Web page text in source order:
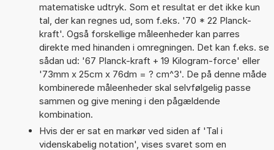
matematiske udtryk. Som et resultat er det ikke kun
tal, der kan regnes ud, som f.eks. '70 * 22 Planck-
kraft'. Også forskellige måleenheder kan parres
direkte med hinanden i omregningen. Det kan f.eks. se
sådan ud: '67 Planck-kraft + 19 Kilogram-force' eller
'73mm x 25cm x 76dm = ? cm^3'. De på denne måde
kombinerede måleenheder skal selvfølgelig passe
sammen og give mening i den pågældende
kombination.
Hvis der er sat en markør ved siden af 'Tal i
videnskabelig notation', vises svaret som en